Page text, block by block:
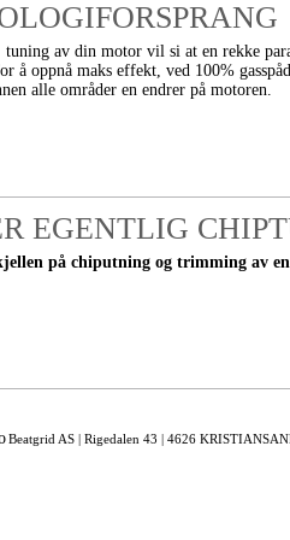
av din motor vil si at en rekke
å oppnå maks effekt, ved 100%
alle områder en endrer på motoren.
EGENTLIG
på chiputning og trimming av
Beatgrid AS | Rigedalen 43 | 4626